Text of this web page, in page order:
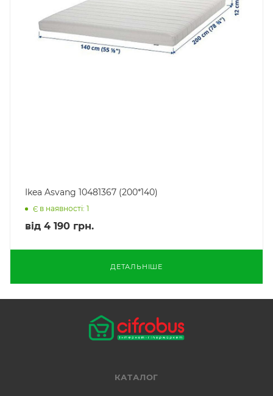
Ikea Asvang 10481367 (200*140)
Є в наявності: 1
від 4 190 грн.
ДЕТАЛЬНІШЕ
КАТАЛОГ